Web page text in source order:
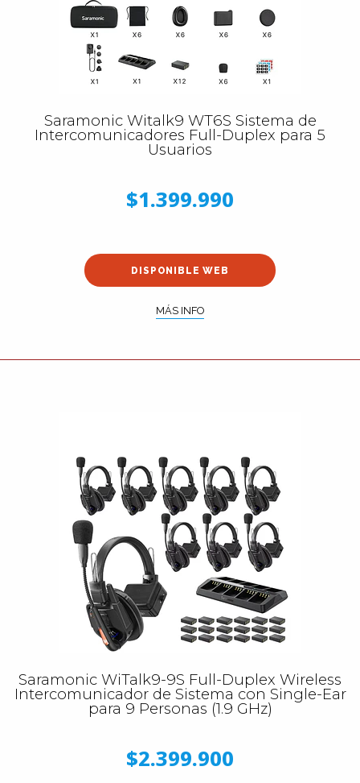
Saramonic Witalk9 WT6S Sistema de
Intercomunicadores Full-Duplex para 5
Usuarios
$1.399.990
DISPONIBLE WEB
MÁS INFO
Saramonic WiTalk9-9S Full-Duplex Wireless
Intercomunicador de Sistema con Single-Ear
para 9 Personas (1.9 GHz)
$2.399.900